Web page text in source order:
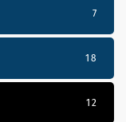
7
18
12